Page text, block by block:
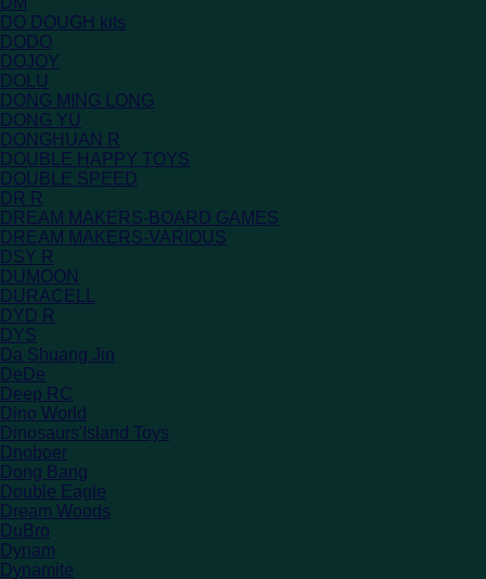
DO DOUGH kits
DODO
DOJOY
DOLU
DONG MING LONG
DONG YU
DONGHUAN R
DOUBLE HAPPY TOYS
DOUBLE SPEED
DR R
DREAM MAKERS-BOARD GAMES
DREAM MAKERS-VARIOUS
DSY R
DUMOON
DURACELL
DYD R
DYS
Da Shuang Jin
DeDe
Deep RC
Dino World
Dinosaurs'Island Toys
Dnoboer
Dong Bang
Double Eagle
Dream Woods
DuBro
Dynam
Dynamite